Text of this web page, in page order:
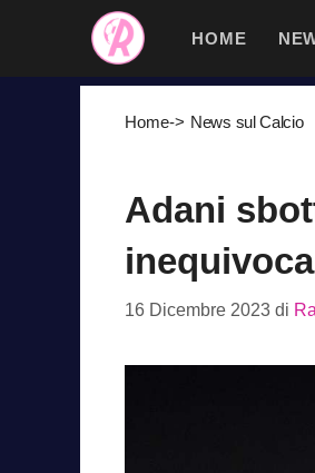
contenuto
HOME
Home-> News sul Calcio
Adani
16 Dicembre 2023 di